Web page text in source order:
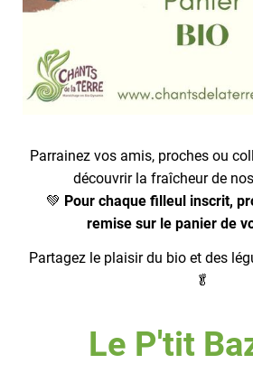
Parrainez vos amis, proches ou
découvrir la fraîcheur de
💚 Pour chaque filleul inscrit,
remise sur le panier de
Partagez le plaisir du bio et des
🥬
Le P'tit